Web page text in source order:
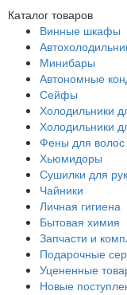
Каталог товаров
Винные шкафы
Минибары
Автономные
Сейфы
Холодильники
Холодильники
Фены для волос
Хьюмидоры
Сушилки для рук
Чайники
Личная гигиена
Бытовая химия
Запчасти и
Подарочные
Уцененные
Новые